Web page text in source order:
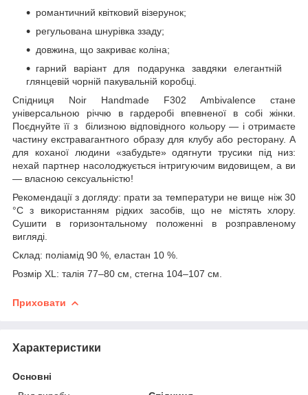
романтичний квітковий візерунок;
регульована шнурівка ззаду;
довжина, що закриває коліна;
гарний варіант для подарунка завдяки елегантній
глянцевій чорній пакувальній коробці.
Спідниця Noir Handmade F302 Ambivalence стане
універсальною річчю в гардеробі впевненої в собі жінки.
Поєднуйте її з білизною відповідного кольору — і отримаєте
частину екстравагантного образу для клубу або ресторану. А
для коханої людини «забудьте» одягнути трусики під низ:
нехай партнер насолоджується інтригуючим видовищем, а ви
— власною сексуальністю!
Рекомендації з догляду: прати за температури не вище ніж 30
°C з використанням рідких засобів, що не містять хлору.
Сушити в горизонтальному положенні в розправленому
вигляді.
Склад: поліамід 90 %, еластан 10 %.
Розмір XL: талія 77–80 см, стегна 104–107 см.
Приховати
Характеристики
Основні